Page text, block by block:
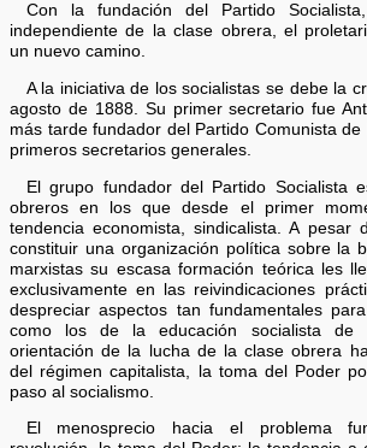
Con la fundación del Partido
independiente de la clase obrera, el
un nuevo camino.
A la iniciativa de los socialistas se debe la
agosto de 1888. Su primer secretario fue
más tarde fundador del Partido Comunista
primeros secretarios generales.
El grupo fundador del Partido Socialista
obreros en los que desde el primer
tendencia economista, sindicalista. A pesar
constituir una organización política sobre la
marxistas su escasa formación teórica les
exclusivamente en las reivindicaciones
despreciar aspectos tan fundamentales
como los de la educación socialista de
orientación de la lucha de la clase obrera
del régimen capitalista, la toma del Poder
paso al socialismo.
El menosprecio hacia el problema